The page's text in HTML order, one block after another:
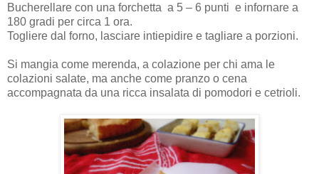
Bucherellare con una forchetta a 5 – 6 punti e infornare a
180 gradi per circa 1 ora.
Togliere dal forno, lasciare intiepidire e tagliare a porzioni.
Si mangia come merenda, a colazione per chi ama le
colazioni salate, ma anche come pranzo o cena
accompagnata da una ricca insalata di pomodori e cetrioli.